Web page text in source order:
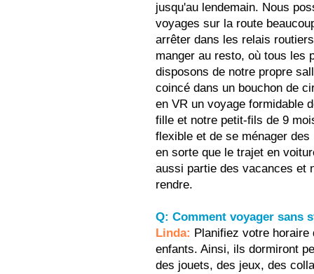
jusqu'au lendemain. Nous
voyages sur la route
arrêter dans les relais
manger au resto, où tous les
disposons de notre propre
coincé dans un bouchon de
en VR un voyage formidable
fille et notre petit-fils de 9
flexible et de se ménager
en sorte que le trajet en
aussi partie des vacances et
rendre.
Q: Comment voyager sans
Linda: Planifiez votre horaire
enfants. Ainsi, ils dormiront
des jouets, des jeux, des